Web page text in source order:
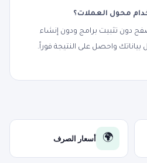
محول العملات؟
دون تثبيت برامج ودون إنشاء
واحصل على النتيجة فوراً.
🌍 أسعار الصرف